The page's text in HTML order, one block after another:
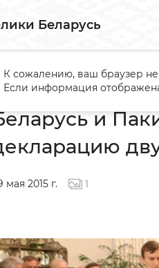
Беларусь
События Беларусь и
и
мая 2015 г. 1
К сожалению, ваш браузер
Если информация